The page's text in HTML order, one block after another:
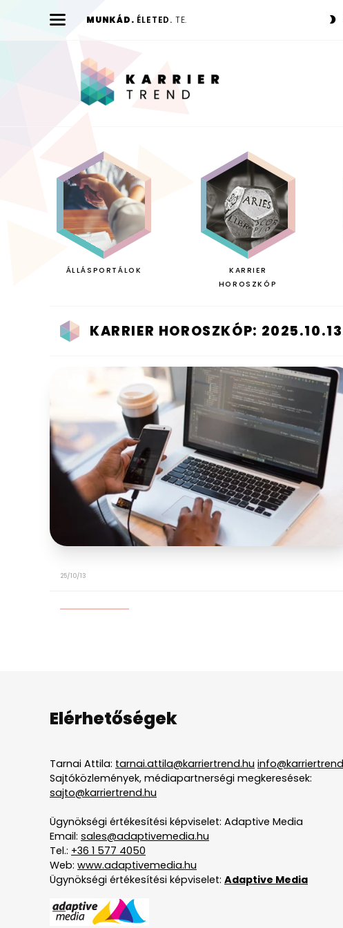
MUNKÁD. ÉLETED. TE.
ÁLLÁSPORTÁLOK
KARRIER
HOROSZKÓP
KARRIER HOROSZKÓP:
25/10/13
Elérhetőségek
Tarnai Attila: tarnai.attila@karriertrend.hu
Sajtóközlemények, médiapartnerségi megkeresések:
sajto@karriertrend.hu
Ügynökségi értékesítési képviselet: Adaptive Media
Email: sales@adaptivemedia.hu
Tel.: +36 1 577 4050
Web: www.adaptivemedia.hu
Ügynökségi értékesítési képviselet: Adaptive Media